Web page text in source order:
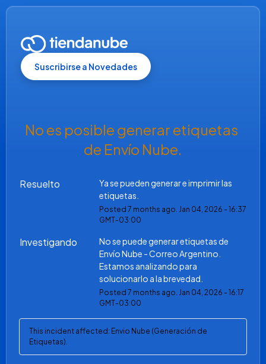
Suscribirse a Novedades
No es posible generar etiquetas
de Envío Nube.
Resuelto
Ya se pueden generar e imprimir las
etiquetas.
Posted 7 months ago. Jan 04, 2026 - 16:37
GMT-03:00
Investigando
No se puede generar etiquetas de
Envío Nube - Correo Argentino.
Estamos analizando para
solucionarlo a la brevedad.
Posted 7 months ago. Jan 04, 2026 - 16:17
GMT-03:00
This incident affected: Envio Nube (Generación de
Etiquetas).